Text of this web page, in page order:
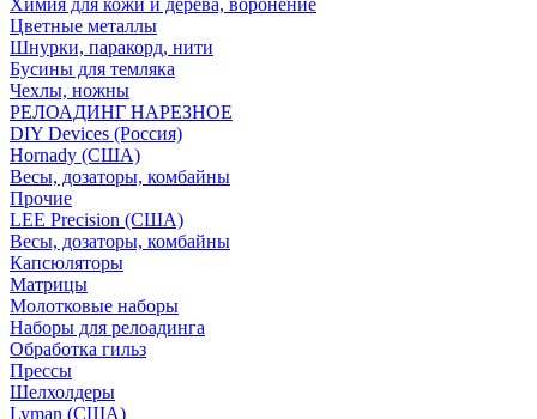
Химия для кожи и дерева, воронение
Цветные металлы
Шнурки, паракорд, нити
Бусины для темляка
Чехлы, ножны
РЕЛОАДИНГ НАРЕЗНОЕ
DIY Devices (Россия)
Hornady (США)
Весы, дозаторы, комбайны
Прочие
LEE Precision (США)
Весы, дозаторы, комбайны
Капсюляторы
Матрицы
Молотковые наборы
Наборы для релоадинга
Обработка гильз
Преcсы
Шелхолдеры
Lyman (США)